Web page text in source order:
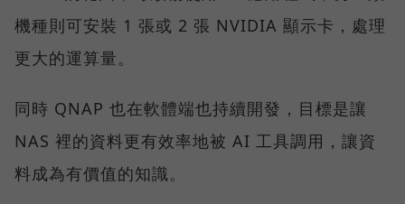
機種則可安裝 1 張或 2 張 NVIDIA 顯示卡，處理
更大的運算量。
同時 QNAP 也在軟體端也持續開發，目標是讓
NAS 裡的資料更有效率地被 AI 工具調用，讓資
料成為有價值的知識。